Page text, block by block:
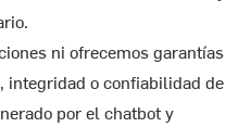
ni ofrecemos garantías
integridad o confiabilidad de
por el chatbot y